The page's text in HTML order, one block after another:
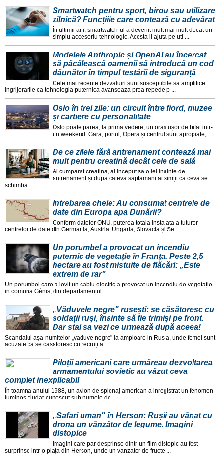
Smartwatch pentru sport, birou sau utilizare
zilnică? Funcțiile care contează cu adevărat
În ultimii ani, smartwatch-ul a devenit mult mai mult decat un
simplu accesoriu tehnologic. Acesta ii ajuta pe uti ...
Modelele Anthropic și OpenAI au încercat
să păcălească oamenii să introducă un cod
dăunător în timpul testării de siguranță
Cele mai recente dezvaluiri sunt susceptibile sa amplifice
ingrijorarile ca tehnologia puternica avanseaza prea repede p ...
Oslo în trei zile: un circuit între fiord, muzee
și cartiere cu personalitate
Oslo poate parea, la prima vedere, un oraș ușor de bifat intr-
un weekend. Gara, portul, Opera și centrul sunt apropiate, ...
De ce zilele fără antrenament contează mai
mult pentru creatină decât cele de sală
Ai cumparat creatina, ai inceput sa o iei inainte de
antrenament și dupa cateva saptamani ai simțit ca ceva se
schimba. ...
Intrebarea cheie: Au consumat centrele de
date din Europa apa Dunării?
Conform datelor ONU, puterea totala instalata a tuturor
centrelor de date din Germania, Austria, Ungaria, Slovacia și Se ...
Un porumbel a provocat un incendiu
puternic de vegetație în Franța. Peste 2,5
hectare au fost mistuite de flăcări: „Este
extrem de rar"
Un porumbel care a lovit un cablu electric a provocat un incendiu de vegetație
in comuna Génis, din departamentul ...
„Văduvele negre" rusești: se căsătoresc cu
soldații ruși, înainte să fie trimiși pe front.
Dar stai sa vezi ce urmează după aceea!
Scandalul așa-numitelor „vaduve negre" ia amploare in Rusia, unde femei sunt
acuzate ca se casatoresc cu recruți a ...
Piloții americani care urmăreau dezvoltarea
armamentului sovietic au văzut ceva
complet inexplicabil
În toamna anului 1988, un avion de spionaj american a inregistrat un fenomen
luminos ciudat-cunoscut sub numele de ...
„Safari uman" în Herson: Rușii au vânat cu
drona un vânzător de legume. Imagini
distopice
Imagini care par desprinse dintr-un film distopic au fost
surprinse intr-o piața din Herson, unde un vanzator de fructe ...